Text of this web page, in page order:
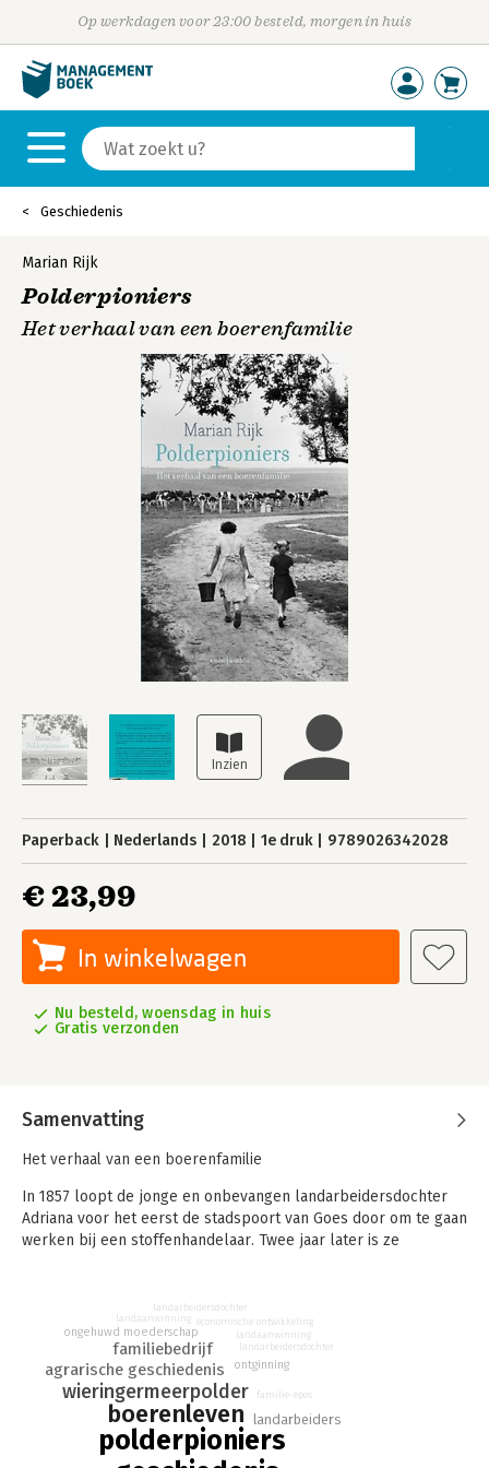
Op werkdagen voor 23:00 besteld, morgen in huis
Geschiedenis
Marian Rijk
Polderpioniers
Het verhaal van een boerenfamilie
Paperback Nederlands 2018 1e druk 9789026342028
€ 23,99
In winkelwagen
Nu besteld, woensdag in huis
Gratis verzonden
Samenvatting
Het verhaal van een boerenfamilie
In 1857 loopt de jonge en onbevangen landarbeidersdochter
Adriana voor het eerst de stadspoort van Goes door om te gaan
werken bij een stoffenhandelaar. Twee jaar later is ze
Nederlandse boerenfamilie.
Wie erft de boerderij? Dat is de vraag waarmee elke
kinderrijke boerenfamilie vroeg of laat te maken krijgt. Nieuw
ontgonnen land, de polders, bieden uitkomst voor deze
gezinnen. In 1927 start de drooglegging van de
Wieringermeerpolder; tien jaar later krijgen Kees, het
kleinkind van Adriana, en zijn vrouw Naan een perceel
polderpioniers
boerenleven
wieringermeerpolder
agrarische geschiedenis
familiebedrijf
landarbeiders
ongehuwd moederschap
ontginning
landaanwinning
familie-epos
landarbeidersdochter
economische ontwikkeling
landaanwinning
landarbeidersdochter